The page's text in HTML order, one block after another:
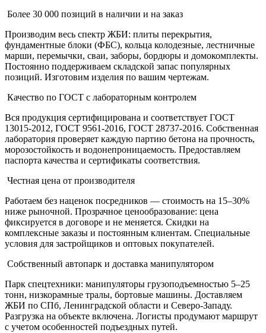
Более 30 000 позиций в наличии и на заказ
Производим весь спектр ЖБИ: плиты перекрытия,
фундаментные блоки (ФБС), кольца колодезные, лестничные
марши, перемычки, сваи, заборы, бордюры и домокомплекты.
Постоянно поддерживаем складской запас популярных
позиций. Изготовим изделия по вашим чертежам.
Качество по ГОСТ с лабораторным контролем
Вся продукция сертифицирована и соответствует ГОСТ
13015-2012, ГОСТ 9561-2016, ГОСТ 28737-2016. Собственная
лаборатория проверяет каждую партию бетона на прочность,
морозостойкость и водонепроницаемость. Предоставляем
паспорта качества и сертификаты соответствия.
Честная цена от производителя
Работаем без наценок посредников — стоимость на 15–30%
ниже рыночной. Прозрачное ценообразование: цена
фиксируется в договоре и не меняется. Скидки на
комплексные заказы и постоянным клиентам. Специальные
условия для застройщиков и оптовых покупателей.
Собственный автопарк и доставка манипулятором
Парк спецтехники: манипуляторы грузоподъемностью 5–25
тонн, низкорамные тралы, бортовые машины. Доставляем
ЖБИ по СПб, Ленинградской области и Северо-Западу.
Разгрузка на объекте включена. Логисты продумают маршрут
с учетом особенностей подъездных путей.